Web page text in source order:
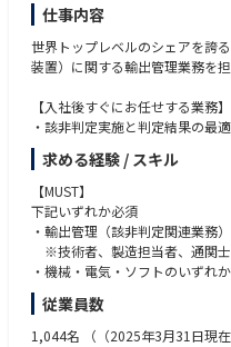
アや意見を尊重し、チームとし
端技術やイノベーションを生み
要求に応えるために、日本国内
他の拠点のエンジニアとチーム
ョンをとれる方
7) 英語コミュニケーションスキ
8) お互いを尊重するチームワー
9) ⾃分から積極的に⾏動できる
10) 取引先との問い合わせや折
験をお持ちの方尚可
仕事内容
世界トップレベルのシェアを誇
装置）に関する輸出管理業務を担
【入社後すぐにお任せする業務】
・該非判定実施と判定結果の最
└当社の製品/技術情報が経済産
するのかの調査
・関連法令（外国為替及び外国
の再判定
└当社製品の保守パーツ等の該
的に調査
・業務効率化に向けた新規該非
└開発担当者、輸出管理部、営
の部署との緊密なコミュニケーシ
求める経験 / スキル
【MUST】
下記いずれか必須
・輸出管理（該非判定関連業務
※技術者、製造担当者、通関
・機械・電気・ソフトのいずれ
識をお持ちの方
【WANT】
従業員数
1,044名 （（2025年3月31日現在